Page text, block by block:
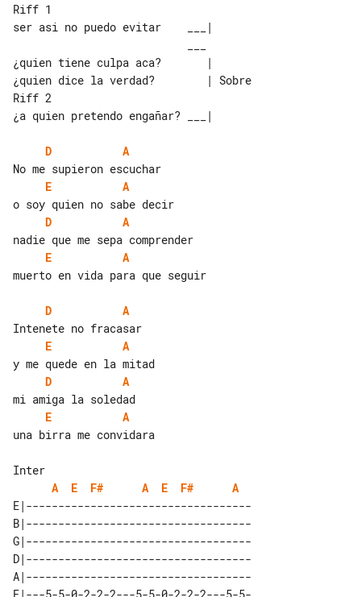
Riff 1
ser asi no puedo evitar    ___|
¿quien tiene culpa aca?       |
¿quien dice la verdad?        | Sobre
Riff 2
¿a quien pretendo engañar? ___|
D
A
E
A
D
A
E
A
muerto en vida para que seguir
D
A
E
A
D
A
E
A
una birra me convidara
A
E F# A E F#
A
E|-----------------------------------
B|-----------------------------------
G|-----------------------------------
D|-----------------------------------
A|-----------------------------------